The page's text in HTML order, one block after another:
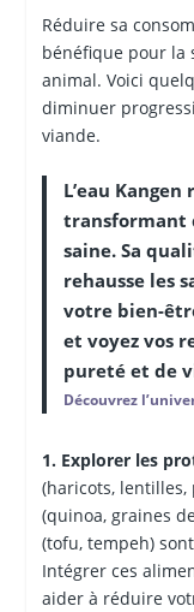
Réduire sa
bénéfique pour la
animal. Voici
diminuer
viande.
L’eau
transformant
saine. Sa
rehausse les
votre bien-
et voyez vos
pureté et de
Découvrez
1. Explorer les
(haricots, lentilles,
(quinoa, graines
(tofu, tempeh)
Intégrer ces
aider à réduire